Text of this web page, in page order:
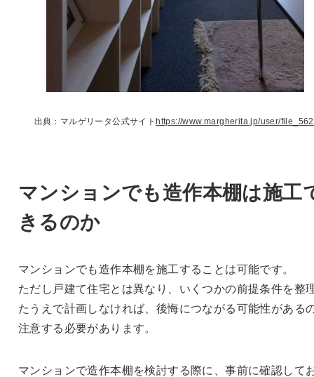
出典：マルゲリータ公式サイトhttps://www.margherita.jp/user/
マンションでも造作本棚は施工
きるのか
マンションでも造作本棚を施工することは可能です。
ただし戸建て住宅とは異なり、いくつかの前提条件を整
たうえで計画しなければ、後悔につながる可能性がある
注意する必要があります。
マンションで造作本棚を検討する際に、事前に確認して